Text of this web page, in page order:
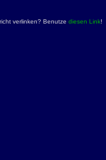
verlinken? Benutze diesen Link!